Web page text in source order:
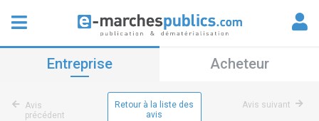
Entreprise Acheteur
Avis
précédent
Retour à la liste des
avis
Avis suivant